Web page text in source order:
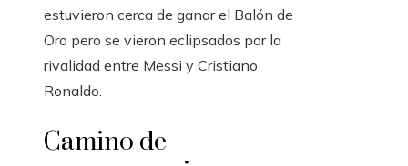
estuvieron cerca de ganar el Balón de
Oro pero se vieron eclipsados ​​por la
rivalidad entre Messi y Cristiano
Ronaldo.
Camino de